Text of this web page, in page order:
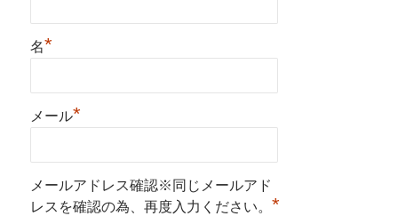
名*
メール*
メールアドレス確認※同じメールアド
レスを確認の為、再度入力ください。*